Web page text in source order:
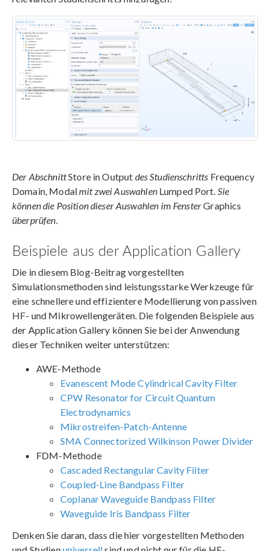
Der AbschnittStore in Output des Studienschritts Frequency
Domain, Modalmit zwei Auswahlen Lumped Port . Sie
können die Position dieser Auswahlen im FensterGraphics
überprüfen.
Beispiele aus der Application Gallery
Die in diesem Blog-Beitrag vorgestellten
Simulationsmethoden sind leistungsstarke Werkzeuge für
eine schnellere und effizientere Modellierung von passiven
HF- und Mikrowellengeräten. Die folgenden Beispiele aus
der Application Gallery können Sie bei der Anwendung
dieser Techniken weiter unterstützen:
AWE-Methode
Evanescent Mode Cylindrical Cavity Filter
CPW Resonator for Circuit Quantum
Electrodynamics
Mikrostreifen-Patch-Antenne
SMA Connectorized Wilkinson Power Divider
FDM-Methode
Cascaded Rectangular Cavity Filter
Coupled-Line Bandpass Filter
Coplanar Waveguide Bandpass Filter
Waveguide Iris Bandpass Filter
Denken Sie daran, dass die hier vorgestellten Methoden